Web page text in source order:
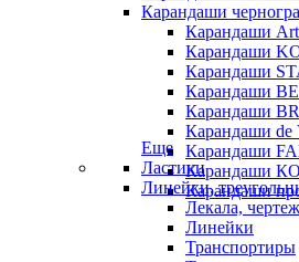
Карандаши
Карандаши
Карандаши
Карандаши
Карандаши
Карандаши
Карандаши de
Карандаши
Карандаши
Карандаши
Еще
Ластики
Линейки,
Лекала,
Линейки
Транспортиры